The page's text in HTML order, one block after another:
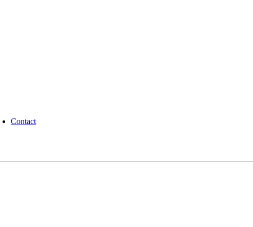
Contact